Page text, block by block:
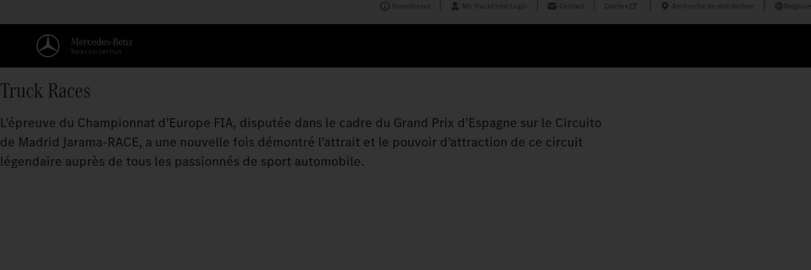
Fournisseur My TruckPoint Login Contact Carrière Recherche de distributeur Belgique
Truck Races
L’épreuve du Championnat d’Europe FIA, disputée dans le cadre du Grand Prix d’Espagne sur le Circuito
de Madrid Jarama-RACE, a une nouvelle fois démontré l’attrait et le pouvoir d’attraction de ce circuit
légendaire auprès de tous les passionnés de sport automobile.